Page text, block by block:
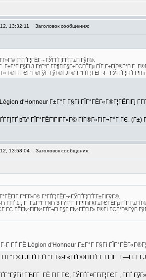
13:32:11 Заголовок сообщения:
Г°ГҐГ¦ГЁГ¬-ГЎГҐГ¦ГҐГ­Г±ГІГўГ®.
Г±Г°Г Г§Гі 3 ГґГ°Г Г­Г¶ГіГ§Г±ГЄГЁГµ ГЇГ Г±ГЇГ®Г°ГІГ
ГЄГ°Г®ГўГ ГўГ®ГЈГ® Г°ГҐГ¦ГЁГ¬Г ГЎГҐГ¦ГҐГ­Г¶Гі
d'Honneur Г±Г°Г Г§Гі ГЇГ°ГЁГ«Г®Г¦ГЁГІГј
вЂ” ГЇГ°ГЁГїГІГ­Г»Г© ГЇГ®Г«ГіГ¬Г°Г ГЄ.
13:58:04 Заголовок сообщения:
Г°Г­Г»Г© Г°ГҐГ¦ГЁГ¬-ГЎГҐГ¦ГҐГ­Г±ГІГўГ®.
Г­ГҐ 1 , Г Г±Г°Г Г§Гі 3 ГґГ°Г Г­Г¶ГіГ§Г±ГЄГЁГµ ГЇГ
ГЄ ГЁГ№ГіГ№ГҐГ¬Гі Г§Г Г№ГЁГІГ» Г®ГІ ГЄГ°Г®ГўГ
ГҐ ГЁ Légion d'Honneur Г±Г°Г Г§Гі
ГЈГҐГ­ГҐГ°Г Г«-Г«ГҐГ©ГІГҐГ­Г Г­ГІГ
ГЋГ­Г ГЁ ГІГ ГЄ, ГЎГҐГ¤Г­ГїГ¦ГЄГ , Г­ГҐ